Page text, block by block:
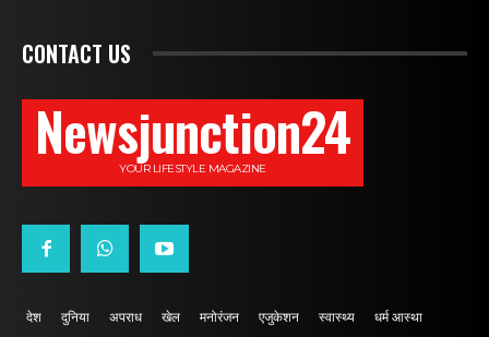
CONTACT US
Newsjunction24
YOUR LIFESTYLE MAGAZINE
देश दुनिया अपराध खेल मनोरंजन एजुकेशन स्वास्थ्य धर्म आस्था